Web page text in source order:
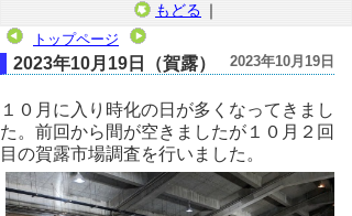
もどる ｜
トップページ
2023年10月19日
2023年10月19日（賀露）
１０月に入り時化の日が多くなってきまし
た。前回から間が空きましたが１０月２回
目の賀露市場調査を行いました。